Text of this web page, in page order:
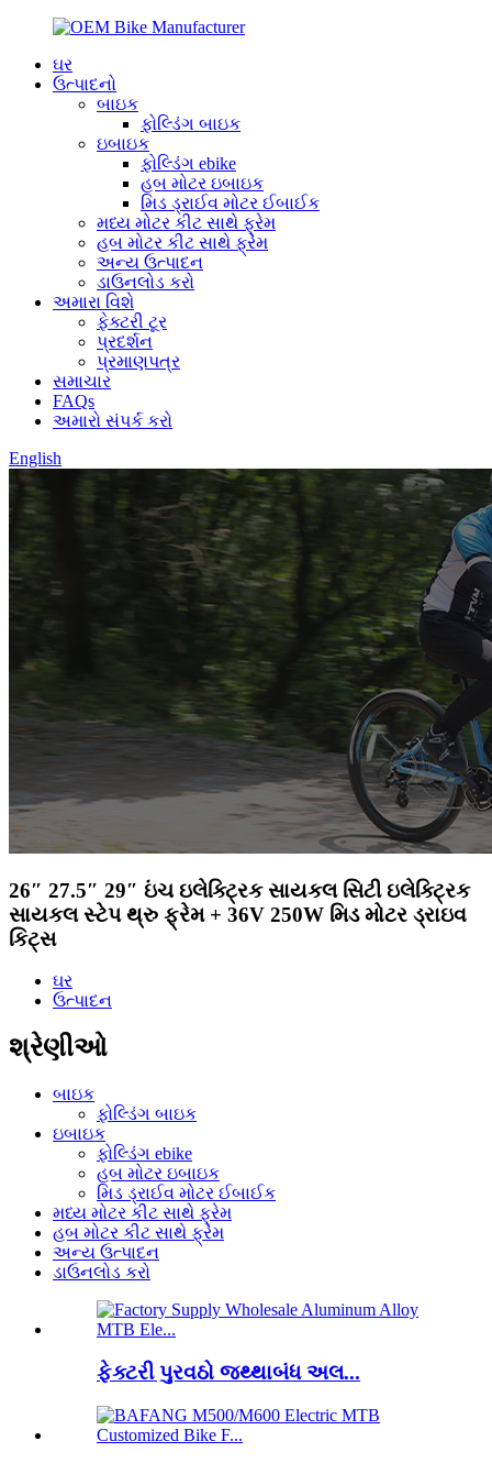
ઘર
ઉત્પાદનો
બાઇક
ફોલ્ડિંગ બાઇક
ઇબાઇક
ફોલ્ડિંગ ebike
હબ મોટર ઇબાઇક
મિડ ડ્રાઈવ મોટર ઈબાઈક
મધ્ય મોટર કીટ સાથે ફ્રેમ
હબ મોટર કીટ સાથે ફ્રેમ
અન્ય ઉત્પાદન
ડાઉનલોડ કરો
અમારા વિશે
ફેક્ટરી ટૂર
પ્રદર્શન
પ્રમાણપત્ર
સમાચાર
FAQs
અમારો સંપર્ક કરો
English
26″ 27.5″ 29″ ઇંચ ઇલેક્ટ્રિક સાયકલ સિટી ઇલેક્ટ્રિક
સાયકલ સ્ટેપ થ્રુ ફ્રેમ + 36V 250W મિડ મોટર ડ્રાઇવ
કિટ્સ
ઘર
ઉત્પાદન
શ્રેણીઓ
બાઇક
ફોલ્ડિંગ બાઇક
ઇબાઇક
ફોલ્ડિંગ ebike
હબ મોટર ઇબાઇક
મિડ ડ્રાઈવ મોટર ઈબાઈક
મધ્ય મોટર કીટ સાથે ફ્રેમ
હબ મોટર કીટ સાથે ફ્રેમ
અન્ય ઉત્પાદન
ડાઉનલોડ કરો
ફેક્ટરી પુરવઠો જથ્થાબંધ અલ...